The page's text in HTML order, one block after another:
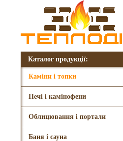
Каталог продукції:
Каміни і топки
Печі і камінофени
Облицювання і портали
Баня і сауна